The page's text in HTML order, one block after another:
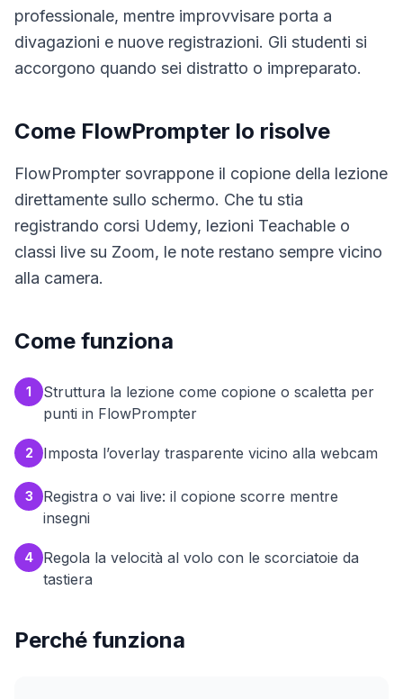
professionale, mentre improvvisare porta a
divagazioni e nuove registrazioni. Gli studenti si
accorgono quando sei distratto o impreparato.
Come FlowPrompter lo risolve
FlowPrompter sovrappone il copione della lezione
direttamente sullo schermo. Che tu stia
registrando corsi Udemy, lezioni Teachable o
classi live su Zoom, le note restano sempre vicino
alla camera.
Come funziona
1
Struttura la lezione come copione o scaletta per
punti in FlowPrompter
2 Imposta l’overlay trasparente vicino alla webcam
3
Registra o vai live: il copione scorre mentre
insegni
4
Regola la velocità al volo con le scorciatoie da
tastiera
Perché funziona